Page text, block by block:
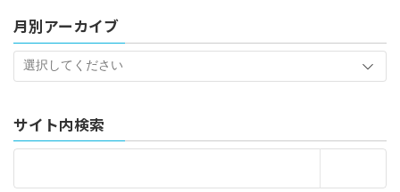
月別アーカイブ
サイト内検索